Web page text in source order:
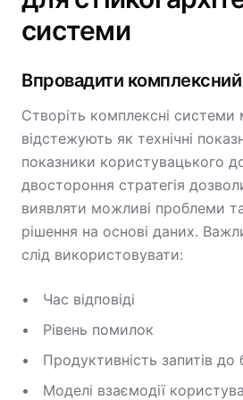
системи
Впровадити комплексний
Створіть комплексні системи
відстежують як технічні
показники користувацького
двостороння стратегія
виявляти можливі проблеми
рішення на основі даних.
слід використовувати:
Час відповіді
Рівень помилок
Продуктивність запитів до
Моделі взаємодії